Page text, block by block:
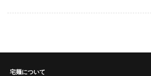
宅麺について